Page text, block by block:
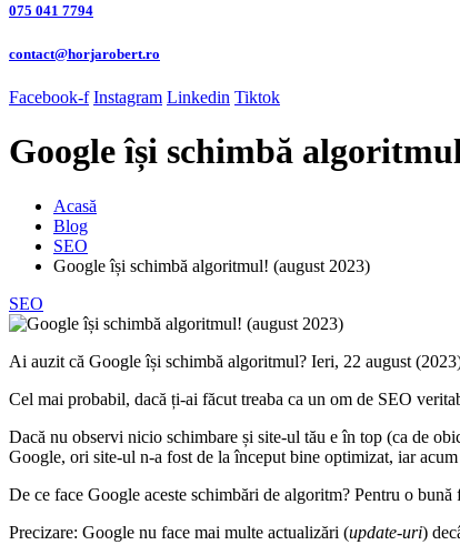
075 041 7794
contact@horjarobert.ro
Facebook-f Instagram Linkedin Tiktok
Google își schimbă
Acasă
Blog
SEO
Google își schimbă algoritmul! (august 2023)
SEO
Ai auzit că Google își schimbă algoritmul? Ieri, 22 august
Cel mai probabil, dacă ți-ai făcut treaba ca un om de SEO
Dacă nu observi nicio schimbare și site-ul tău e în top (ca de
Google, ori site-ul n-a fost de la început bine optimizat, iar
De ce face Google aceste schimbări de algoritm? Pentru o
Precizare: Google nu face mai multe actualizări (update-uri)